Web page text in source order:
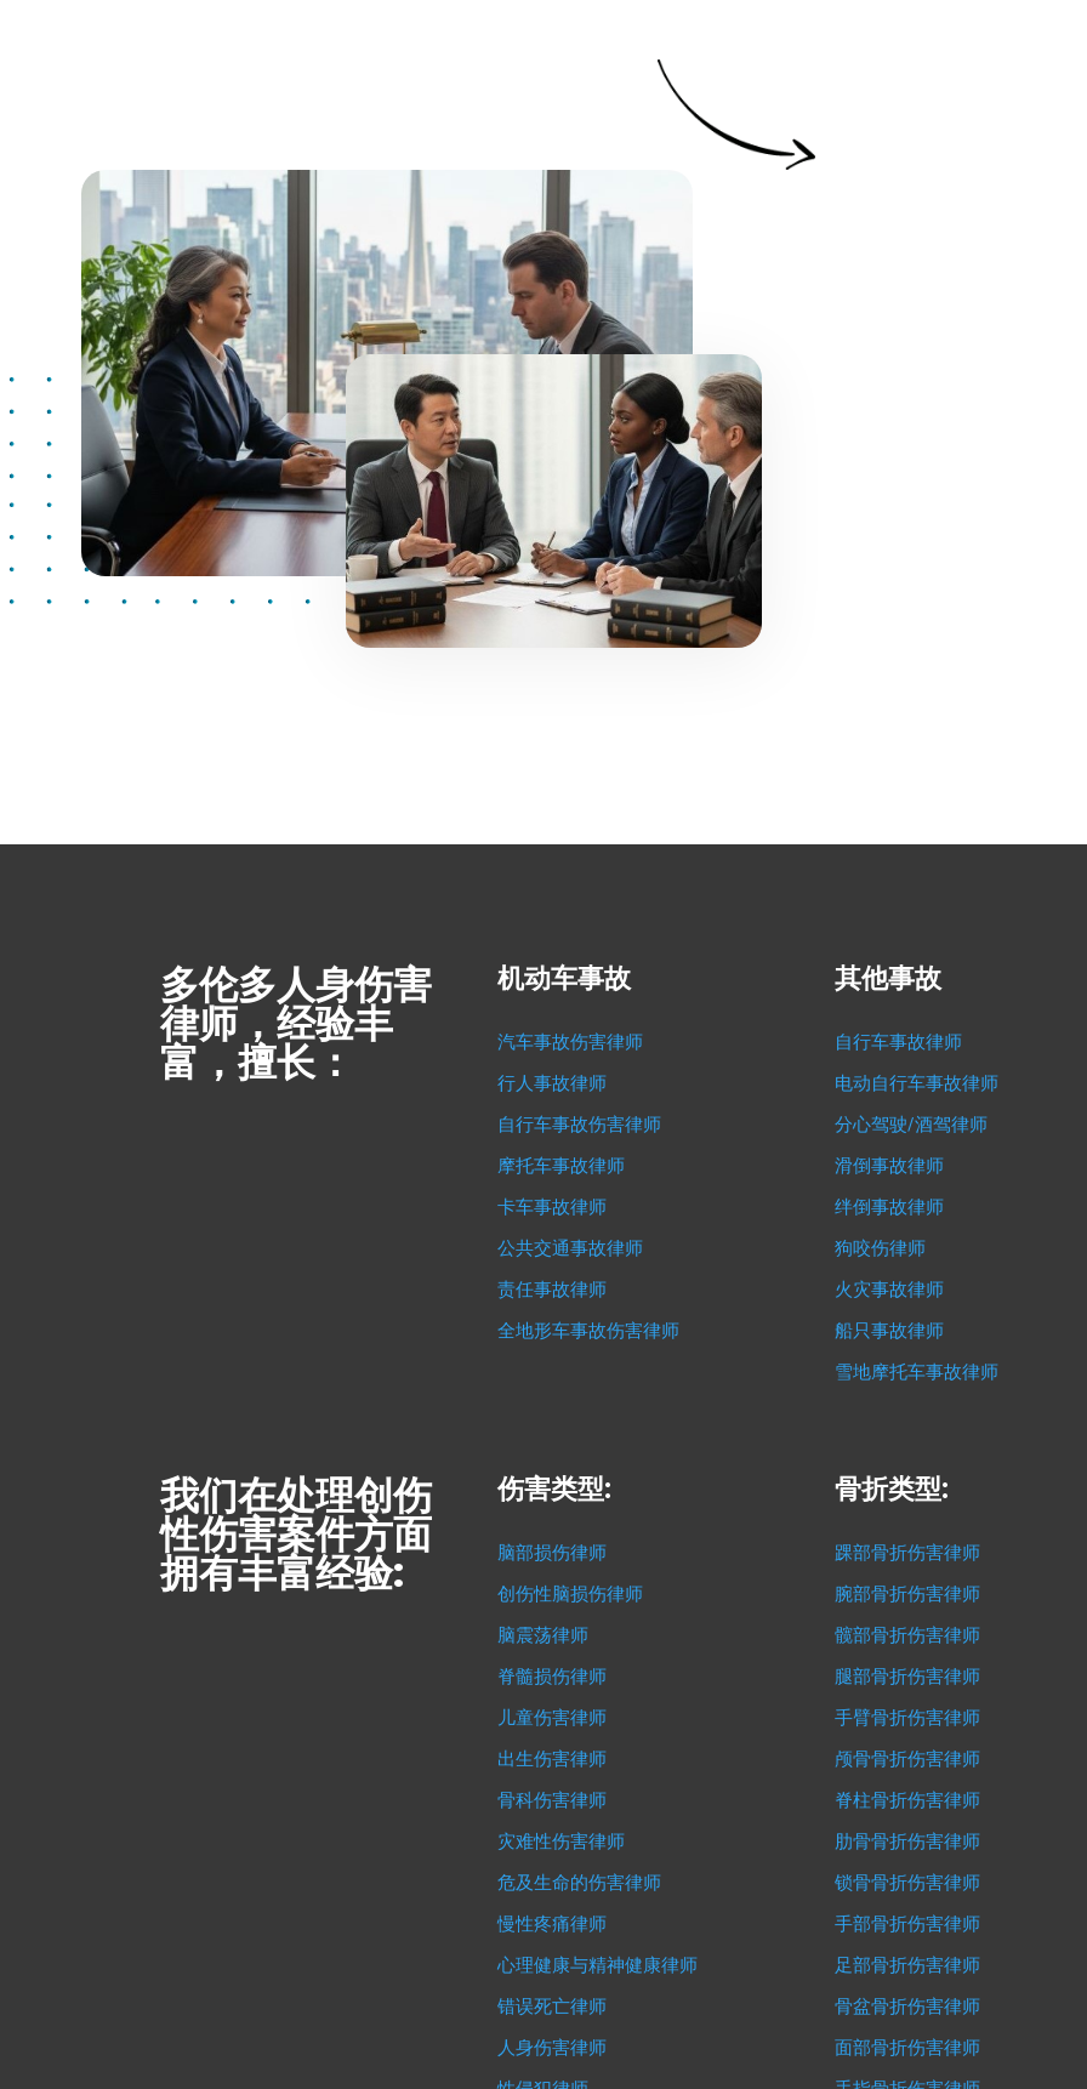
多伦多人身伤害
律师，经验丰
富，擅长：
机动车事故
汽车事故伤害律师
行人事故律师
自行车事故伤害律师
摩托车事故律师
卡车事故律师
公共交通事故律师
责任事故律师
全地形车事故伤害律师
其他事故
自行车事故律师
电动自行车事故律师
分心驾驶/酒驾律师
滑倒事故律师
绊倒事故律师
狗咬伤律师
火灾事故律师
船只事故律师
雪地摩托车事故律师
我们在处理创伤
性伤害案件方面
拥有丰富经验:
伤害类型:
脑部损伤律师
创伤性脑损伤律师
脑震荡律师
脊髓损伤律师
儿童伤害律师
出生伤害律师
骨科伤害律师
灾难性伤害律师
危及生命的伤害律师
慢性疼痛律师
心理健康与精神健康律师
错误死亡律师
人身伤害律师
骨折类型:
踝部骨折伤害律师
腕部骨折伤害律师
髋部骨折伤害律师
腿部骨折伤害律师
手臂骨折伤害律师
颅骨骨折伤害律师
脊柱骨折伤害律师
肋骨骨折伤害律师
锁骨骨折伤害律师
手部骨折伤害律师
足部骨折伤害律师
骨盆骨折伤害律师
面部骨折伤害律师